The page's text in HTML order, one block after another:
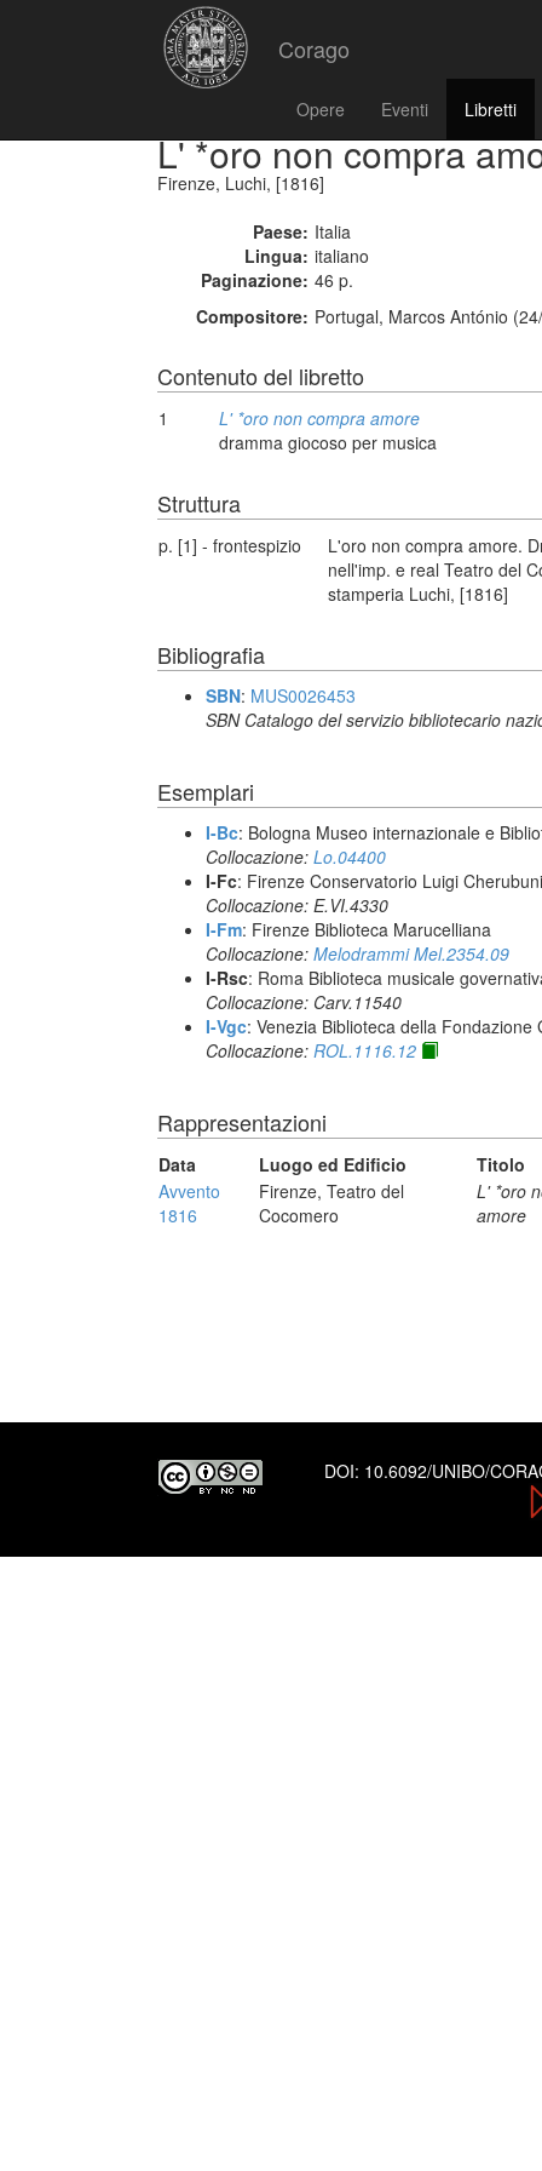
Corago
Opere Eventi Libretti
L' *oro non compra
Firenze, Luchi, [1816]
Paese: Italia
Lingua: italiano
Paginazione: 46 p.
Compositore: Portugal, Marcos António
Contenuto del libretto
1
L' *oro non compra amore
dramma giocoso per musica
Struttura
p. [1] - frontespizio
L'oro non compra amore.
nell'imp. e real Teatro del
stamperia Luchi, [1816]
Bibliografia
SBN: MUS0026453
SBN Catalogo del servizio bibliotecario
Esemplari
I-Bc: Bologna Museo internazionale e
Collocazione: Lo.04400
I-Fc: Firenze Conservatorio Luigi Cherubuni
Collocazione: E.VI.4330
I-Fm: Firenze Biblioteca Marucelliana
Collocazione: Melodrammi Mel.2354.09
I-Rsc: Roma Biblioteca musicale
Collocazione: Carv.11540
I-Vgc: Venezia Biblioteca della Fondazione
Collocazione: ROL.1116.12
Rappresentazioni
Data Luogo ed Edificio
Titolo
Avvento
1816
Firenze, Teatro del
Cocomero
L' *oro
amore
DOI: 10.6092/UNIBO/